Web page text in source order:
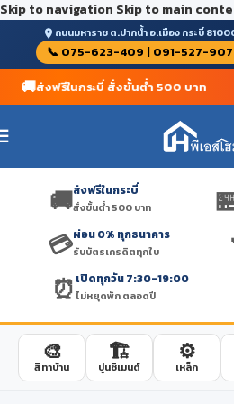
Skip to navigation Skip to main
ถนนมหาราช ต.ปากน้ำ อ.เมือง กระบี่
📞 075-623-409 | 091-527-
🚚ส่งฟรีในกระบี่ สั่งขั้นต่ำ 500 บาท
🚚ส่งฟรีในกระบี่
สั่งขั้นต่ำ 500 บาท
💳ผ่อน 0% ทุกธนาคาร
รับบัตรเครดิตทุกใบ
⏰ เปิดทุกวัน 7:30-19:00
ไม่หยุดพัก ตลอดปี
🎨
สีทาบ้าน
🏗️
ปูนซีเมนต์
⚙️
เหล็ก